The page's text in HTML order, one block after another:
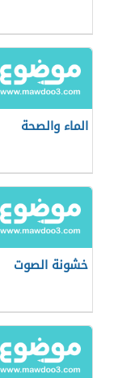
الماء والصحة
خشونة الصوت